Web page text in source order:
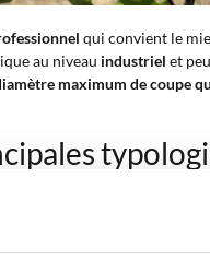
qui convient le
au niveau industriel et
maximum de coupe
: